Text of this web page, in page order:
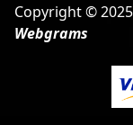
Copyright ©
Webgrams